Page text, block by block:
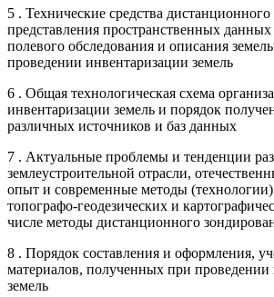
5 . Технические средства
представления пространственных
полевого обследования и описания
проведении инвентаризации земель
6 . Общая технологическая схема
инвентаризации земель и порядок
различных источников и баз данных
7 . Актуальные проблемы и тенденции
землеустроительной отрасли,
опыт и современные методы (технологии)
топографо-геодезических и
числе методы дистанционного
8 . Порядок составления и оформления,
материалов, полученных при проведении
земель